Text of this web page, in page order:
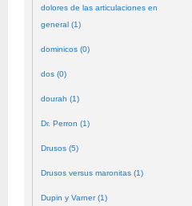
dolores de las articulaciones en
general (1)
dominicos (0)
dos (0)
dourah (1)
Dr. Perron (1)
Drusos (5)
Drusos versus maronitas (1)
Dupin y Varner (1)